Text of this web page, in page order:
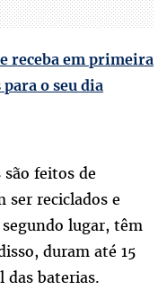
receba em primeira
o seu dia
feitos de
ser reciclados e
lugar, têm
duram até 15
das baterias.